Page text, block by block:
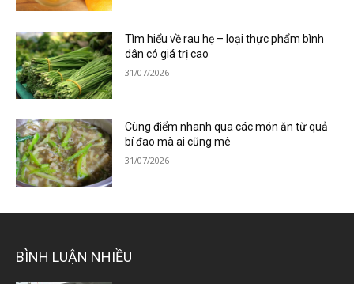
Tìm hiểu về rau hẹ – loại thực phẩm bình
dân có giá trị cao
31/07/2026
Cùng điểm nhanh qua các món ăn từ quả
bí đao mà ai cũng mê
31/07/2026
BÌNH LUẬN NHIỀU